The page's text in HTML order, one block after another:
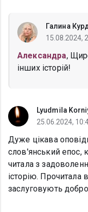
Галина
15.08.2024,
Александра,
інших історій!
Lyudmila
25.06.2024,
Дуже цікава
слов'янський епос,
читала з
історію. Прочитала
заслуговують